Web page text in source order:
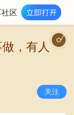
区
，有人
关注
幸福 |唐思宇|http://